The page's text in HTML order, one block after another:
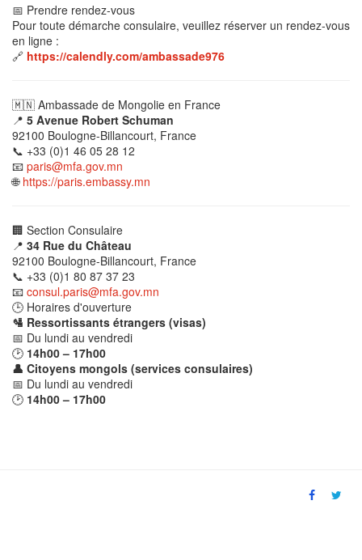
📅 Prendre rendez-vous
Pour toute démarche consulaire, veuillez réserver un rendez-vous
en ligne :
🔗 https://calendly.com/ambassade976
🇲🇳 Ambassade de Mongolie en France
📍 5 Avenue Robert Schuman
92100 Boulogne-Billancourt, France
📞 +33 (0)1 46 05 28 12
📧 paris@mfa.gov.mn
🌐 https://paris.embassy.mn
🏢 Section Consulaire
📍 34 Rue du Château
92100 Boulogne-Billancourt, France
📞 +33 (0)1 80 87 37 23
📧 consul.paris@mfa.gov.mn
🕒 Horaires d'ouverture
🛂 Ressortissants étrangers (visas)
📅 Du lundi au vendredi
🕑 14h00 – 17h00
👤 Citoyens mongols (services consulaires)
📅 Du lundi au vendredi
🕑 14h00 – 17h00